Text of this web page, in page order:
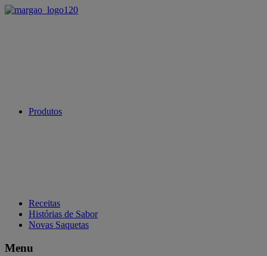
Produtos
Receitas
Histórias de Sabor
Novas Saquetas
Menu